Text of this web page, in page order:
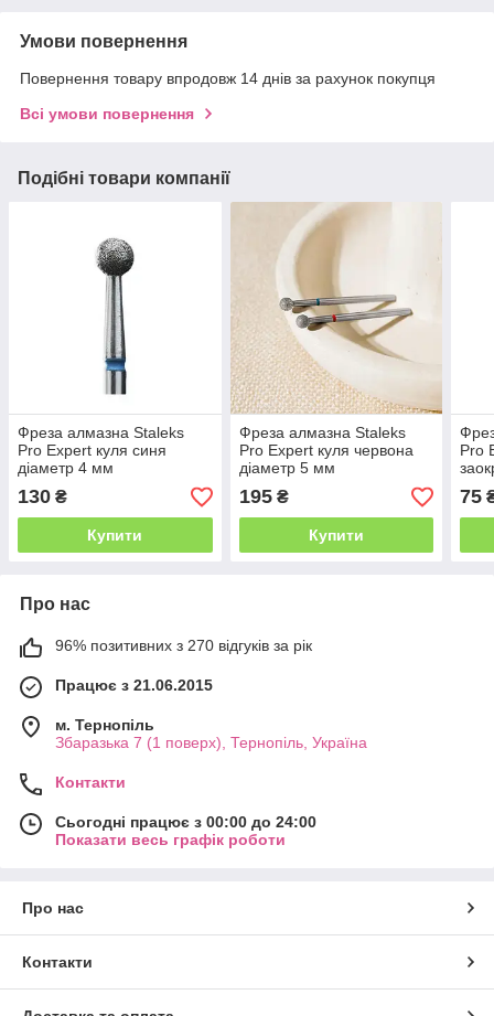
Умови повернення
Повернення товару впродовж 14 днів за рахунок покупця
Всі умови повернення
Подібні товари компанії
Фреза алмазна Staleks
Pro Expert куля синя
діаметр 4 мм
130 ₴
Купити
Фреза алмазна Staleks
Pro Expert куля червона
діаметр 5 мм
195₴
Купити
Pro
75
Про нас
96% позитивних з 270 відгуків за рік
Працює з 21.06.2015
м. Тернопіль
Збаразька 7 (1 поверх), Тернопіль, Україна
Контакти
Сьогодні працює з 00:00 до 24:00
Показати весь графік роботи
Про нас
Контакти